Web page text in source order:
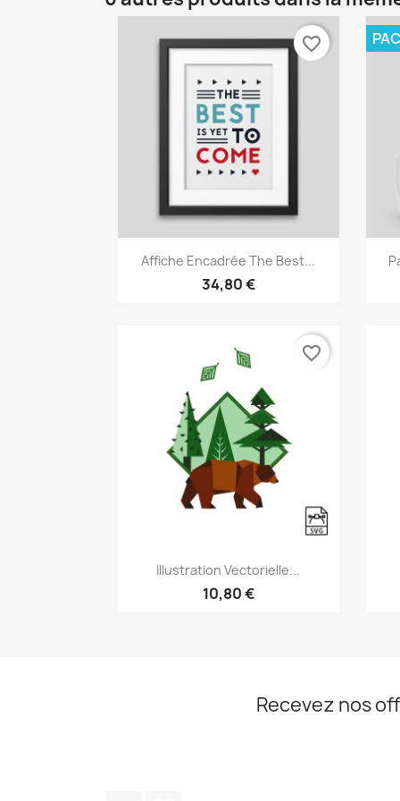
Aperçu rapide
Affiche Encadrée The Best...
34,80 €
favorite_border
Aperçu rapide
Illustration Vectorielle...
10,80 €
favorite_border
Recevez nos